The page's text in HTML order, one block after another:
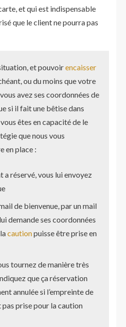
et qui est indispensable
que le client ne pourra pas
et pouvoirencaisser
ou du moins que votre
avez ses coordonnées de
si il fait une bêtise dans
êtes en capacité de le
que nous vous
en place :
a réservé, vous lui envoyez
de bienvenue, par un mail
demande ses coordonnées
cautionpuisse être prise en
tournez de manière très
que ça réservation
annulée si l’empreinte de
pas prise pour la caution